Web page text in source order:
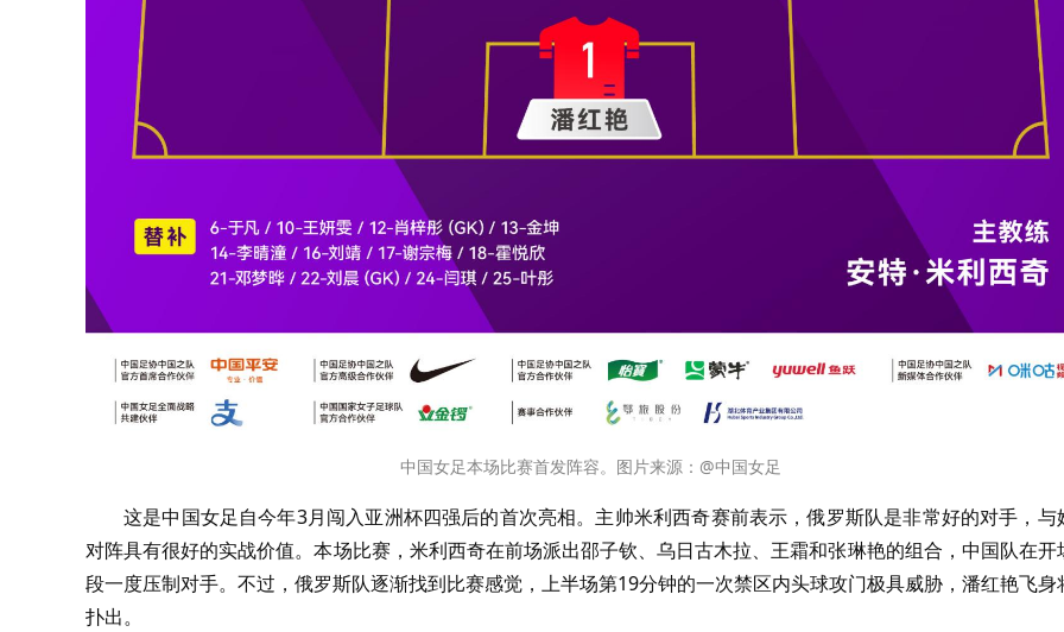
中国女足本场比赛首发阵容。图片来源：@中国女足
这是中国女足自今年3月闯入亚洲杯四强后的首次亮相。主帅米利西奇赛前表示，俄罗斯队是非常好的对手，与
对阵具有很好的实战价值。本场比赛，米利西奇在前场派出邵子钦、乌日古木拉、王霜和张琳艳的组合，中国队在开
段一度压制对手。不过，俄罗斯队逐渐找到比赛感觉，上半场第19分钟的一次禁区内头球攻门极具威胁，潘红艳飞身
扑出。